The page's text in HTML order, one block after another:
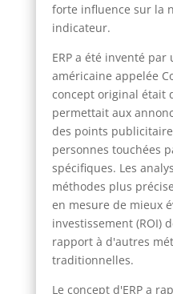
forte influence sur la
indicateur.
ERP a été inventé
américaine appelée
concept original était
permettait aux
des points
personnes touchées
spécifiques. Les
méthodes plus
en mesure de mieux
investissement (ROI)
rapport à d'autres
traditionnelles.
Le concept d'ERP a